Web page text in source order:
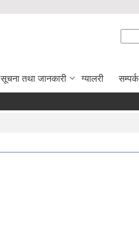
सूचना तथा जानकारी ग्यालरी सम्पर्क